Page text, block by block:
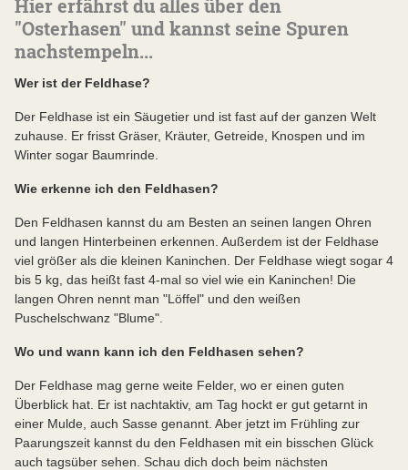
Hier erfährst du alles über den
"Osterhasen" und kannst seine Spuren
nachstempeln...
Wer ist der Feldhase?
Der Feldhase ist ein Säugetier und ist fast auf der ganzen Welt
zuhause. Er frisst Gräser, Kräuter, Getreide, Knospen und im
Winter sogar Baumrinde.
Wie erkenne ich den Feldhasen?
Den Feldhasen kannst du am Besten an seinen langen Ohren
und langen Hinterbeinen erkennen. Außerdem ist der Feldhase
viel größer als die kleinen Kaninchen. Der Feldhase wiegt sogar 4
bis 5 kg, das heißt fast 4-mal so viel wie ein Kaninchen! Die
langen Ohren nennt man "Löffel" und den weißen
Puschelschwanz "Blume".
Wo und wann kann ich den Feldhasen sehen?
Der Feldhase mag gerne weite Felder, wo er einen guten
Überblick hat. Er ist nachtaktiv, am Tag hockt er gut getarnt in
einer Mulde, auch Sasse genannt. Aber jetzt im Frühling zur
Paarungszeit kannst du den Feldhasen mit ein bisschen Glück
auch tagsüber sehen. Schau dich doch beim nächsten